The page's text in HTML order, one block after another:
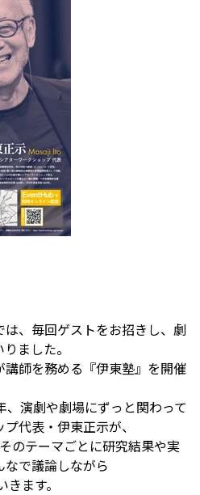
、毎回ゲストをお招きし、劇
ました。
師を務める『伊東塾』を開催
演劇や劇場にずっと関わって
代表・伊東正示が、
のテーマごとに研究結果や実
で議論しながら
ます。